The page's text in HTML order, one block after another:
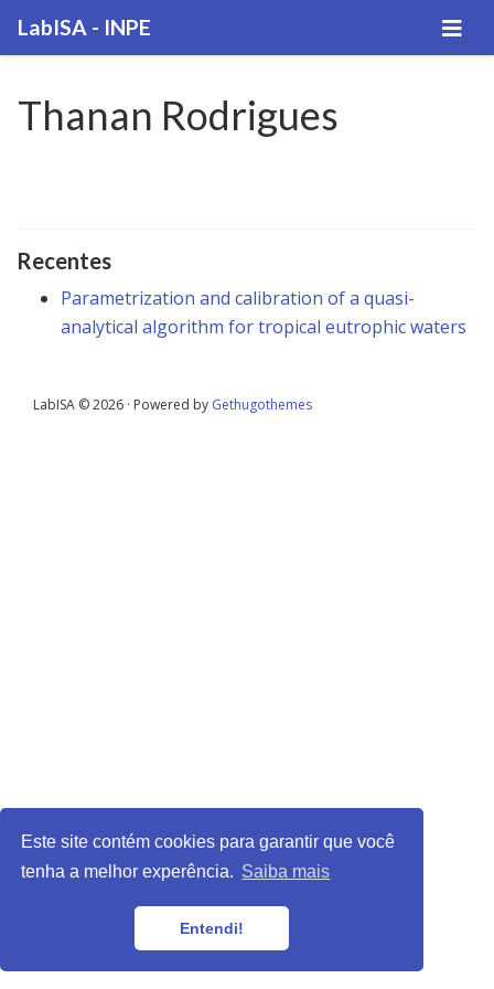
Este site contém cookies para garantir que você
tenha a melhor experência. Saiba mais
Entendi!
LabISA - INPE
Thanan Rodrigues
Recentes
Parametrization and calibration of a quasi-
analytical algorithm for tropical eutrophic waters
LabISA © 2026 · Powered by Gethugothemes